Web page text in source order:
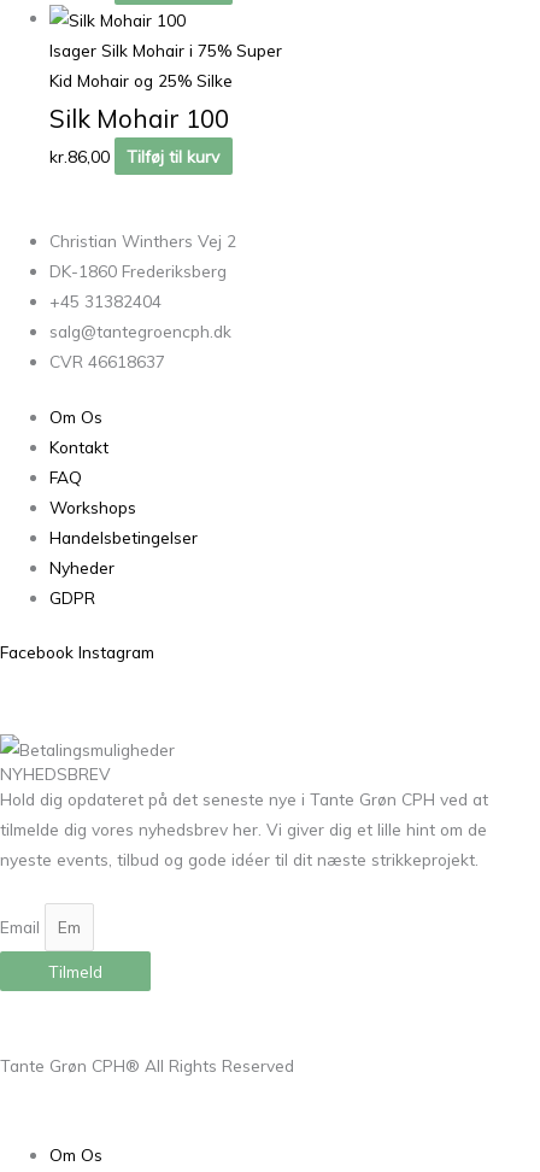
Isager Silk Mohair i 75% Super
Kid Mohair og 25% Silke
Silk Mohair 100
kr.86,00 Tilføj til kurv
Christian Winthers Vej 2
DK-1860 Frederiksberg
+45 31382404
salg@tantegroencph.dk
CVR 46618637
Om Os
Kontakt
FAQ
Workshops
Handelsbetingelser
Nyheder
GDPR
Facebook Instagram
NYHEDSBREV
Hold dig opdateret på det seneste nye i Tante Grøn CPH ved at
tilmelde dig vores nyhedsbrev her. Vi giver dig et lille hint om de
nyeste events, tilbud og gode idéer til dit næste strikkeprojekt.
Email
Tilmeld
Tante Grøn CPH® All Rights Reserved
Om Os